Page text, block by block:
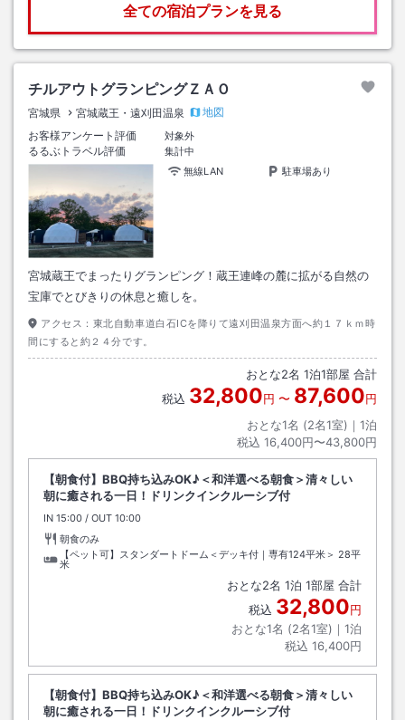
全ての宿泊プランを見る
チルアウトグランピングＺＡＯ
宮城県 宮城蔵王・遠刈田温泉
地図
お客様アンケート評価
対象外
るるぶトラベル評価
集計中
無線LAN
駐車場あり
宮城蔵王でまったりグランピング！蔵王連峰の麓に拡がる自然の
宝庫でとびきりの休息と癒しを。
アクセス： 東北自動車道白石ICを降りて遠刈田温泉方面へ約１７ｋｍ時
間にすると約２４分です。
おとな2名 1泊1部屋 合計
税込 32,800円 〜 87,600円
おとな1名 (2名1室)｜ 1泊
税込 16,400円〜43,800円
【朝食付】BBQ持ち込みOK♪＜和洋選べる朝食＞清々しい
朝に癒される一日！ドリンクインクルーシブ付
IN チェックイン
15:00 / OUT チェックアウト
10:00
朝食のみ
【ペット可】スタンダートドーム＜デッキ付｜専有124平米＞ 28平
米
おとな2名 1泊 1部屋 合計
税込 32,800円
おとな1名 (2名1室)｜ 1泊
税込 16,400円
【朝食付】BBQ持ち込みOK♪＜和洋選べる朝食＞清々しい
朝に癒される一日！ドリンクインクルーシブ付